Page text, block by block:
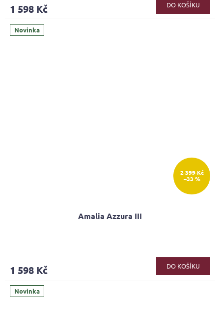
1 598 Kč DO KOŠÍKU
Novinka
2 399 Kč
–33 %
Amalia Azzura III
1 598 Kč DO KOŠÍKU
Novinka